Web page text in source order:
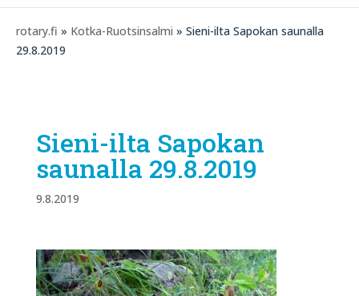
rotary.fi » Kotka-Ruotsinsalmi » Sieni-ilta Sapokan saunalla
29.8.2019
Sieni-ilta Sapokan
saunalla 29.8.2019
9.8.2019